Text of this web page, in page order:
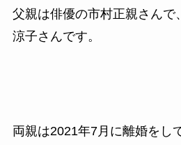
父親は俳優の市村正親さんで
涼子さんです。
両親は2021年7月に離婚をし